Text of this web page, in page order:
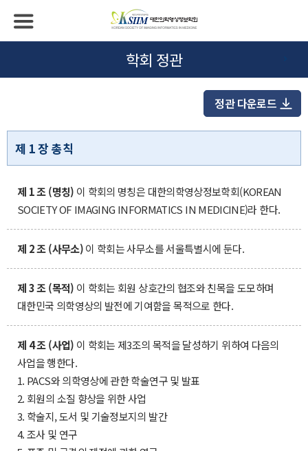
학회 정관
정관 다운로드
제 1 장 총칙
제 1 조 (명칭) 이 학회의 명칭은 대한의학영상정보학회(KOREAN
SOCIETY OF IMAGING INFORMATICS IN MEDICINE)라 한다.
제 2 조 (사무소)이 학회는 사무소를 서울특별시에 둔다.
제 3 조 (목적) 이 학회는 회원 상호간의 협조와 친목을 도모하며
대한민국 의학영상의 발전에 기여함을 목적으로 한다.
제 4 조 (사업) 이 학회는 제3조의 목적을 달성하기 위하여 다음의
사업을 행한다.
1. PACS와 의학영상에 관한 학술연구 및 발표
2. 회원의 소질 향상을 위한 사업
3. 학술지, 도서 및 기술정보지의 발간
4. 조사 및 연구